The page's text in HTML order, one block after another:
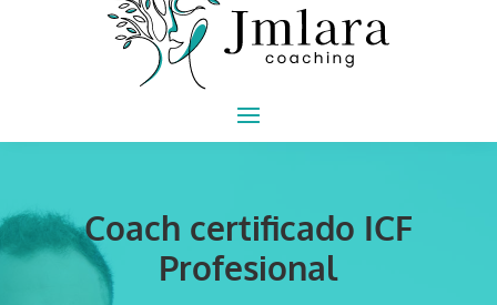
Coach certificado ICF
Profesional